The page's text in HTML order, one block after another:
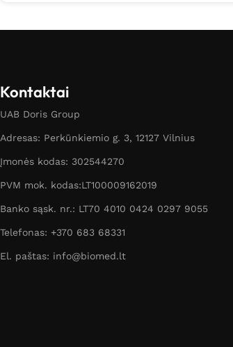
Kontaktai
UAB Doris Group
Adresas: Perkūnkiemio g. 3, 12127 Vilnius
Įmonės kodas: 302544270
PVM mok. kodas:LT100009162019
Banko sąsk. nr.: LT70 4010 0424 0297 9055
Telefonas: +370 683 68331
El. paštas: info@biomed.lt